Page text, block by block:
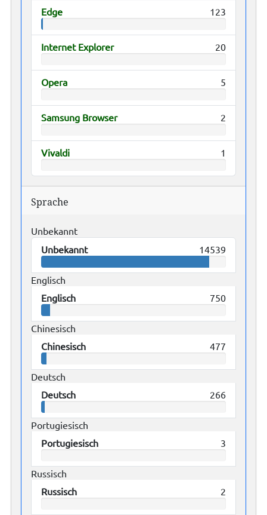
Edge 123
Internet Explorer 20
Opera 5
Samsung Browser 2
Vivaldi 1
Sprache
Unbekannt
Unbekannt
14539
Englisch
Englisch
750
Chinesisch
Chinesisch
477
Deutsch
Deutsch
266
Portugiesisch
Portugiesisch
3
Russisch
Russisch
2